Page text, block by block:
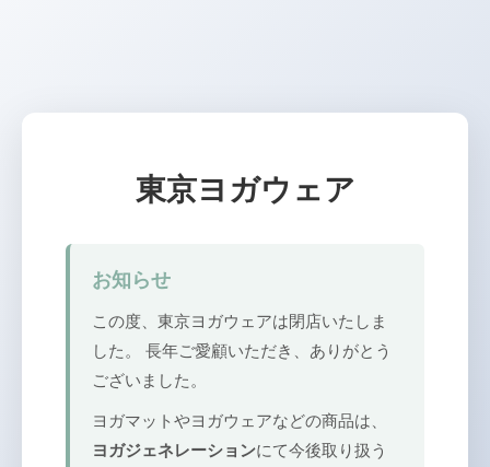
東京ヨガウェア
お知らせ
この度、東京ヨガウェアは閉店いたしま
した。 長年ご愛顧いただき、ありがとう
ございました。
ヨガマットやヨガウェアなどの商品は、
ヨガジェネレーションにて今後取り扱う